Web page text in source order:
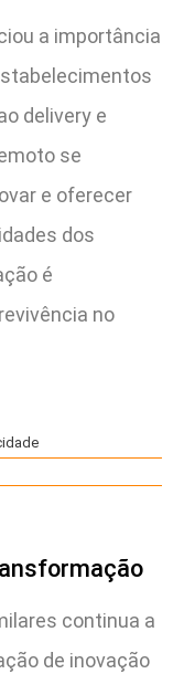
a importância
delivery e
se
e oferecer
dos
é
no
continua a
de inovação